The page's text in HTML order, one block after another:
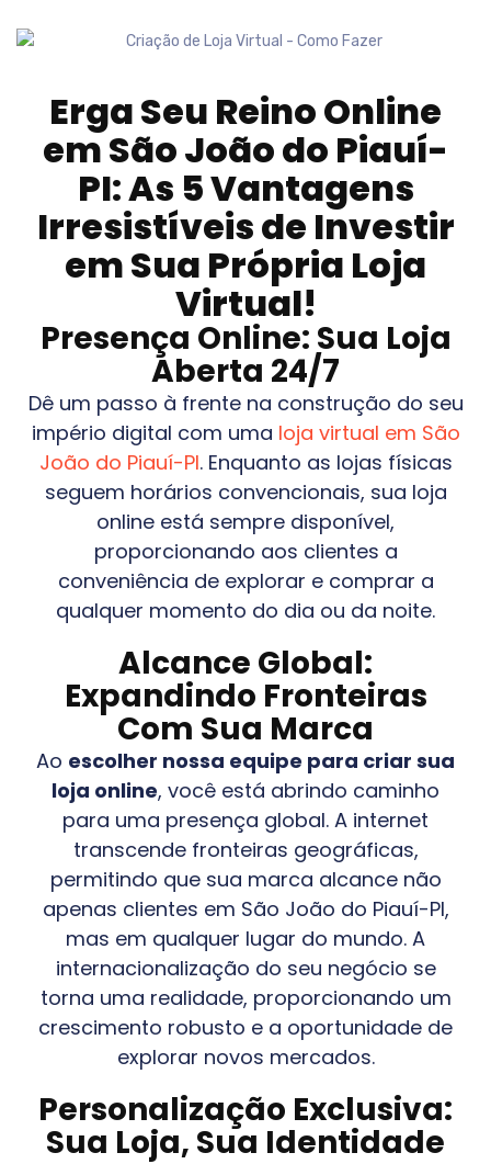
Erga Seu Reino Online
emSão João do Piauí-
PI: As 5 Vantagens
Irresistíveis de Investir
em Sua Própria Loja
Virtual!
Presença Online: Sua Loja
Aberta 24/7
Dê um passo à frente na construção do seu
império digital com uma loja virtual em São
João do Piauí-PI. Enquanto as lojas físicas
seguem horários convencionais, sua loja
online está sempre disponível,
proporcionando aos clientes a
conveniência de explorar e comprar a
qualquer momento do dia ou da noite.
Alcance Global:
Expandindo Fronteiras
Com Sua Marca
Ao escolher nossa equipe para criar sua
loja online, você está abrindo caminho
para uma presença global. A internet
transcende fronteiras geográficas,
permitindo que sua marca alcance não
apenas clientes em São João do Piauí-PI,
mas em qualquer lugar do mundo. A
internacionalização do seu negócio se
torna uma realidade, proporcionando um
crescimento robusto e a oportunidade de
explorar novos mercados.
Personalização Exclusiva:
Sua Loja, Sua Identidade